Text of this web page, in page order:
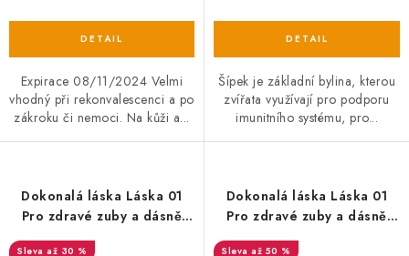
Expirace 08/11/2024 Velmi
vhodný při rekonvalescenci a po
zákroku či nemoci. Na kůži a...
Šípek je základní bylina, kterou
zvířata využívají pro podporu
imunitního systému, pro...
Dokonalá láska Láska 01
Pro zdravé zuby a dásně
50ml EXP 07/08/2025
až 30 %
Dokonalá láska Láska 01
Pro zdravé zuby a dásně
50ml EXP 09/01/2025
až 50 %